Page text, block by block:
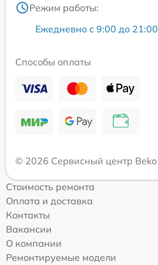
Режим работы:
Ежедневно с 9:00 до 21:00
Способы оплаты
© 2026 Сервисный центр Beko
Стоимость ремонта
Оплата и доставка
Контакты
Вакансии
О компании
Ремонтируемые модели